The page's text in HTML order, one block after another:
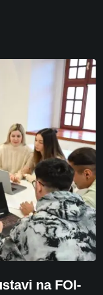
na FOI-